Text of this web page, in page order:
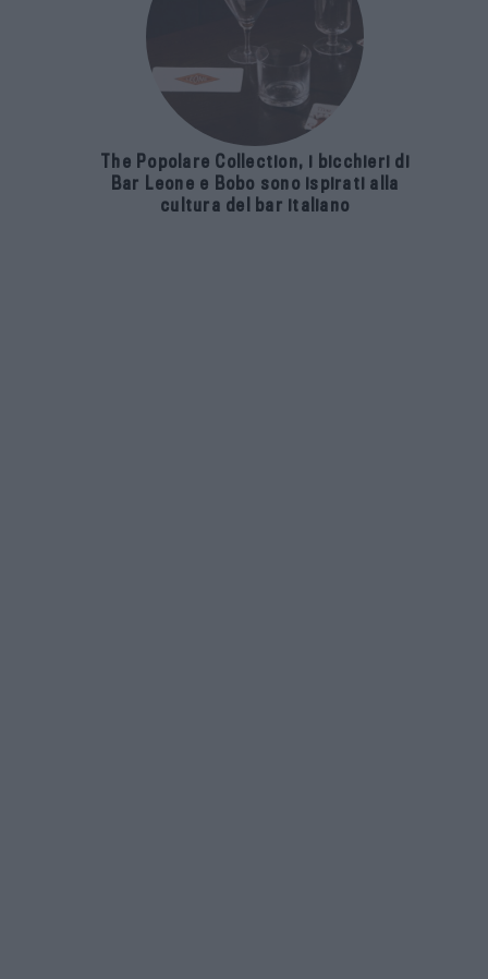
The Popolare Collection, i bicchieri di
Bar Leone e Bobo sono ispirati alla
cultura del bar italiano